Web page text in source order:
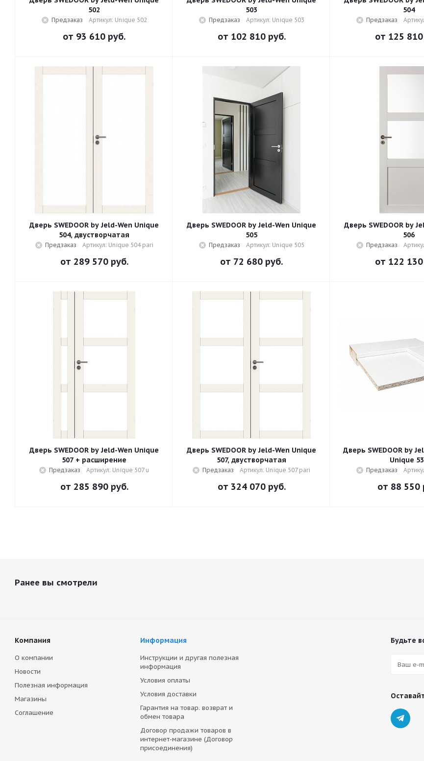
502
Предзаказ Артикул: Unique 502
от 93 610 руб.
503
Предзаказ Артикул: Unique 503
от 102 810 руб.
504
Предзаказ
от 125
Дверь SWEDOOR by Jeld-Wen Unique
504, двустворчатая
Предзаказ Артикул: Unique 504 pari
от 289 570 руб.
Дверь SWEDOOR by Jeld-Wen Unique
505
Предзаказ Артикул: Unique 505
от 72 680 руб.
Дверь SWEDOOR by
506
Предзаказ
от 122
Дверь SWEDOOR by Jeld-Wen Unique
507 + расширение
Предзаказ Артикул: Unique 507 u
от 285 890 руб.
Дверь SWEDOOR by Jeld-Wen Unique
507, двустворчатая
Предзаказ Артикул: Unique 507 pari
от 324 070 руб.
Дверь SWEDOOR by
Unique
Предзаказ
от 88 550
Ранее вы смотрели
Компания
О компании
Новости
Полезная информация
Магазины
Соглашение
Информация
Инструкции и другая полезная
информация
Условия оплаты
Условия доставки
Гарантия на товар. возврат и
обмен товара
Договор продажи товаров в
интернет-магазине (Договор
присоединения)
Будьте